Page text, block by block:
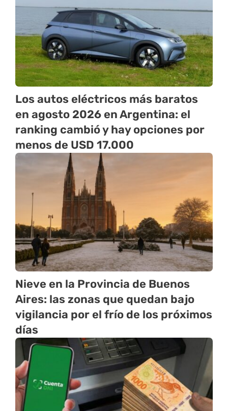
Los autos eléctricos más baratos
en agosto 2026 en Argentina: el
ranking cambió y hay opciones por
menos de USD 17.000
Nieve en la Provincia de Buenos
Aires: las zonas que quedan bajo
vigilancia por el frío de los próximos
días